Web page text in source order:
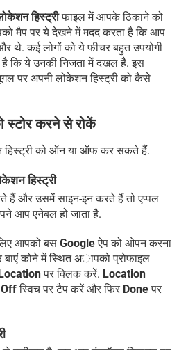
हिस्ट्रीफाइल में आपके ठिकाने को
मैप पर ये देखने में मदद करता है कि आप
थे. कई लोगों को ये फीचर बहुत उपयोगी
कि ये उनकी निजता में दखल है. इस
पर अपनी लोकेशन हिस्ट्री को कैसे
स्टोर करने से रोकें
को ऑन या ऑफ कर सकते हैं.
हिस्ट्री
हैं और उसमें साइन-इन करते हैं तो एप्पल
आप एनेबल हो जाता है.
आपको बस Googleऐप को ओपन करना
कोने में स्थित अापको प्रोफाइल
पर क्लिक करें. Location
Offस्विच पर टैप करें और फिर Doneपर